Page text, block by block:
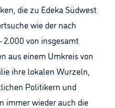
die zu Edeka Südwest
wie der nach
2.000 von insgesamt
aus einem Umkreis von
ihre lokalen Wurzeln,
Politikern und
immer wieder auch die